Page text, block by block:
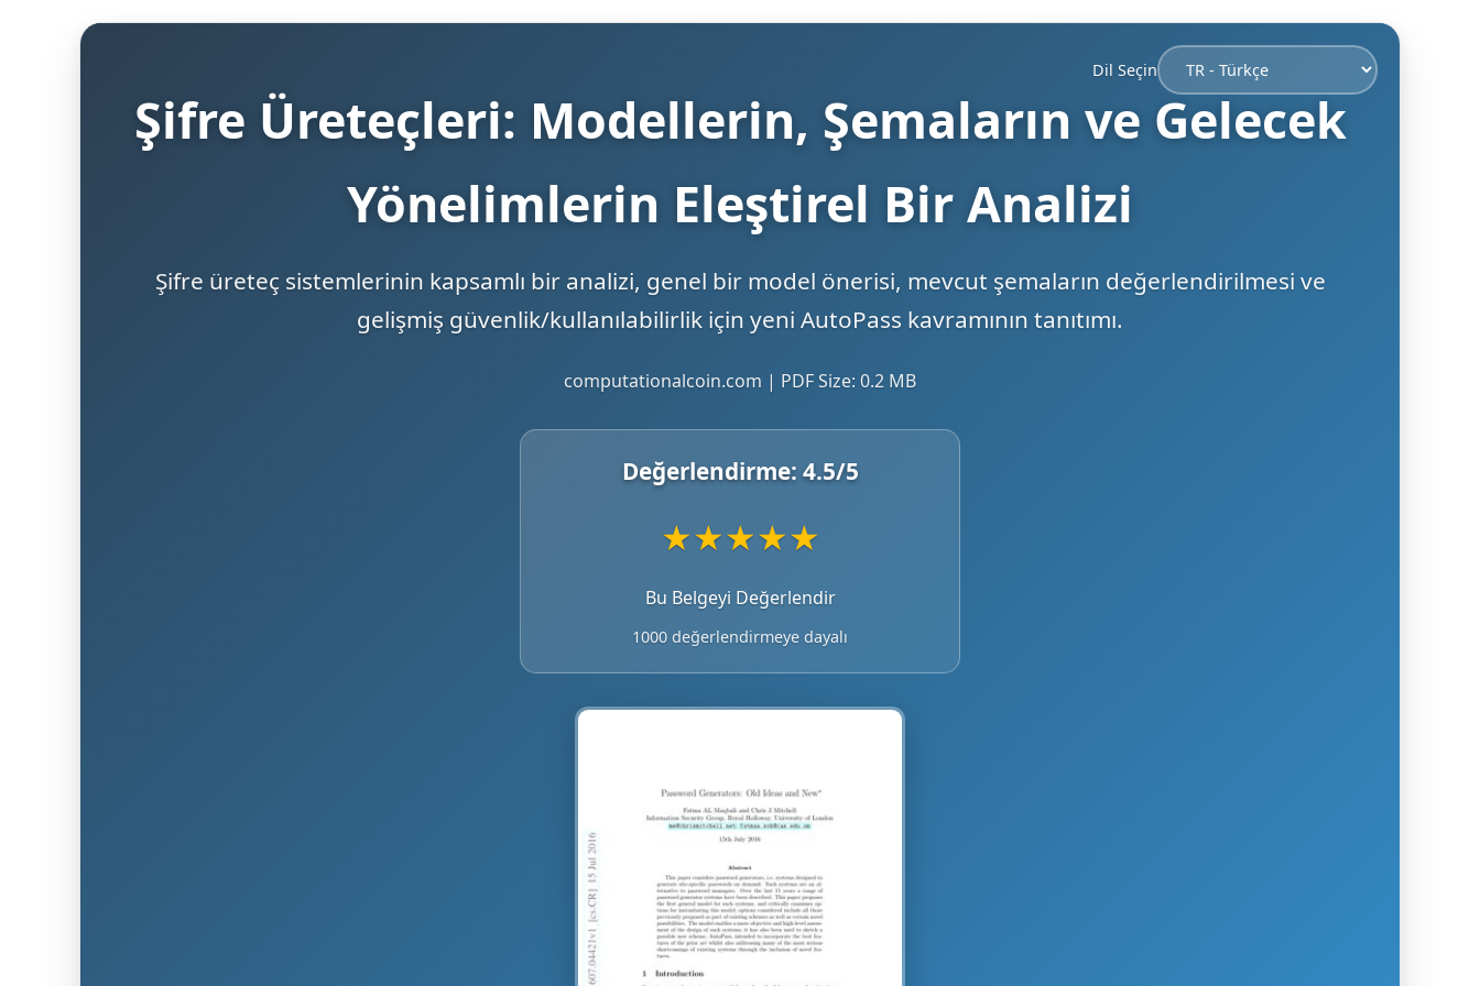
Dil Seçin
Şifre Üreteçleri: Modellerin, Şemaların ve Gelecek
Yönelimlerin Eleştirel Bir Analizi
Şifre üreteç sistemlerinin kapsamlı bir analizi, genel bir model önerisi, mevcut şemaların değerlendirilmesi ve
gelişmiş güvenlik/kullanılabilirlik için yeni AutoPass kavramının tanıtımı.
computationalcoin.com | PDF Size: 0.2 MB
Değerlendirme: 4.5/5
★★★★★
Bu Belgeyi Değerlendir
1000 değerlendirmeye dayalı